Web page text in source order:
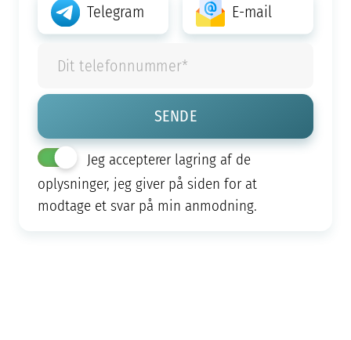
Telegram E-mail
Jeg accepterer lagring af de
oplysninger, jeg giver på siden for at
modtage et svar på min anmodning.